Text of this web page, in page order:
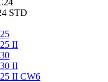
STD
II
II
II CW6